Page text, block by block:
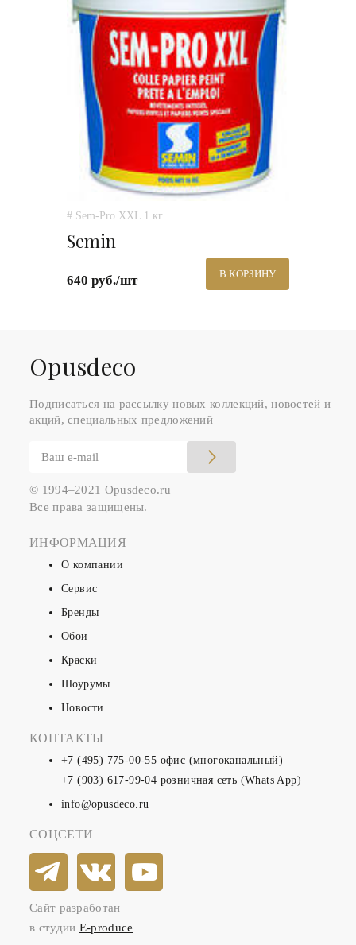
# Sem-Pro XXL 1 кг.
Semin
640 руб./шт В КОРЗИНУ
Оpusdeco
Подписаться на рассылку новых коллекций, новостей и
акций, специальных предложений
© 1994–2021 Opusdeco.ru
Все права защищены.
ИНФОРМАЦИЯ
О компании
Сервис
Бренды
Обои
Краски
Шоурумы
Новости
КОНТАКТЫ
+7 (495) 775-00-55 офис (многоканальный)
+7 (903) 617-99-04 розничная сеть (Whats App)
info@opusdeco.ru
СОЦСЕТИ
Сайт разработан
в студии E-produce